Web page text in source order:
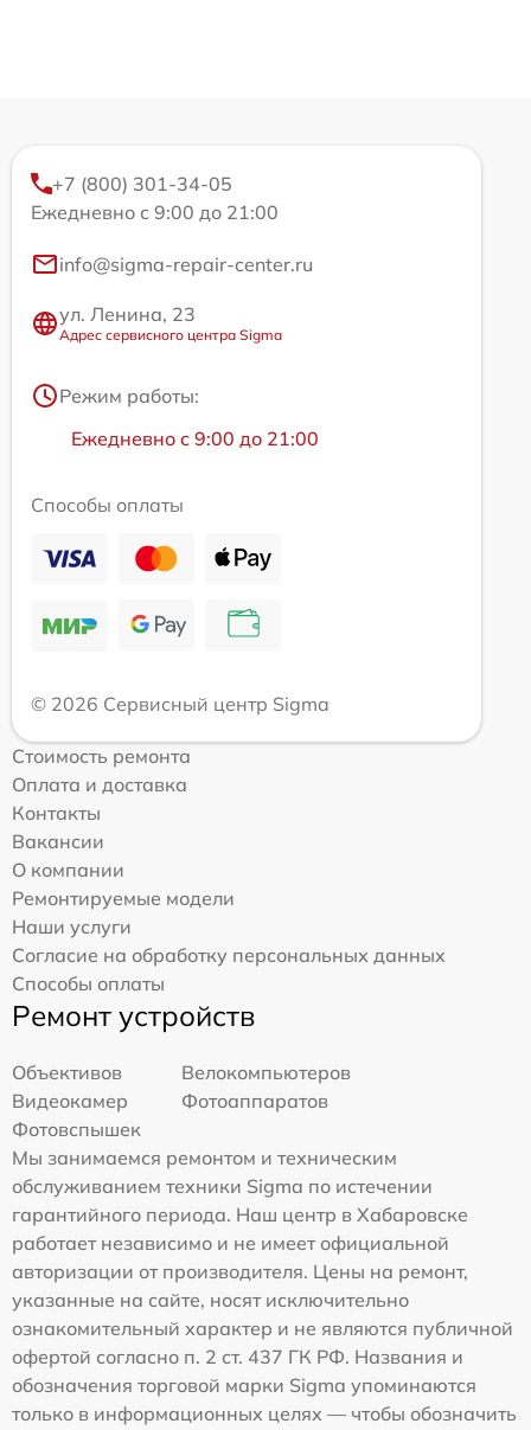
+7 (800) 301-34-05
Ежедневно с 9:00 до 21:00
info@sigma-repair-center.ru
ул. Ленина, 23
Адрес сервисного центра Sigma
Режим работы:
Ежедневно с 9:00 до 21:00
Способы оплаты
© 2026 Сервисный центр Sigma
Стоимость ремонта
Оплата и доставка
Контакты
Вакансии
О компании
Ремонтируемые модели
Наши услуги
Согласие на обработку персональных данных
Способы оплаты
Ремонт устройств
Объективов
Велокомпьютеров
Видеокамер
Фотоаппаратов
Фотовспышек
Мы занимаемся ремонтом и техническим
обслуживанием техники Sigma по истечении
гарантийного периода. Наш центр в Хабаровске
работает независимо и не имеет официальной
авторизации от производителя. Цены на ремонт,
указанные на сайте, носят исключительно
ознакомительный характер и не являются публичной
офертой согласно п. 2 ст. 437 ГК РФ. Названия и
обозначения торговой марки Sigma упоминаются
только в информационных целях — чтобы обозначить